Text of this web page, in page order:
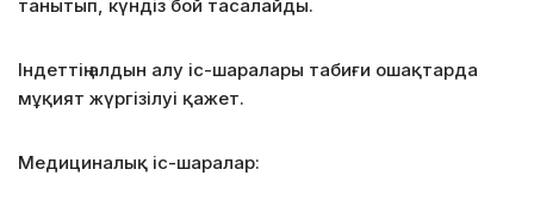
танытып, күндіз бой тасалайды.
Індеттің алдын алу іс-шаралары табиғи ошақтарда
мұқият жүргізілуі қажет.
Медициналық іс-шаралар: